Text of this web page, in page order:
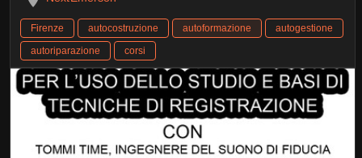
Firenze autocostruzione autoformazione
autogestione
autoriparazione
corsi